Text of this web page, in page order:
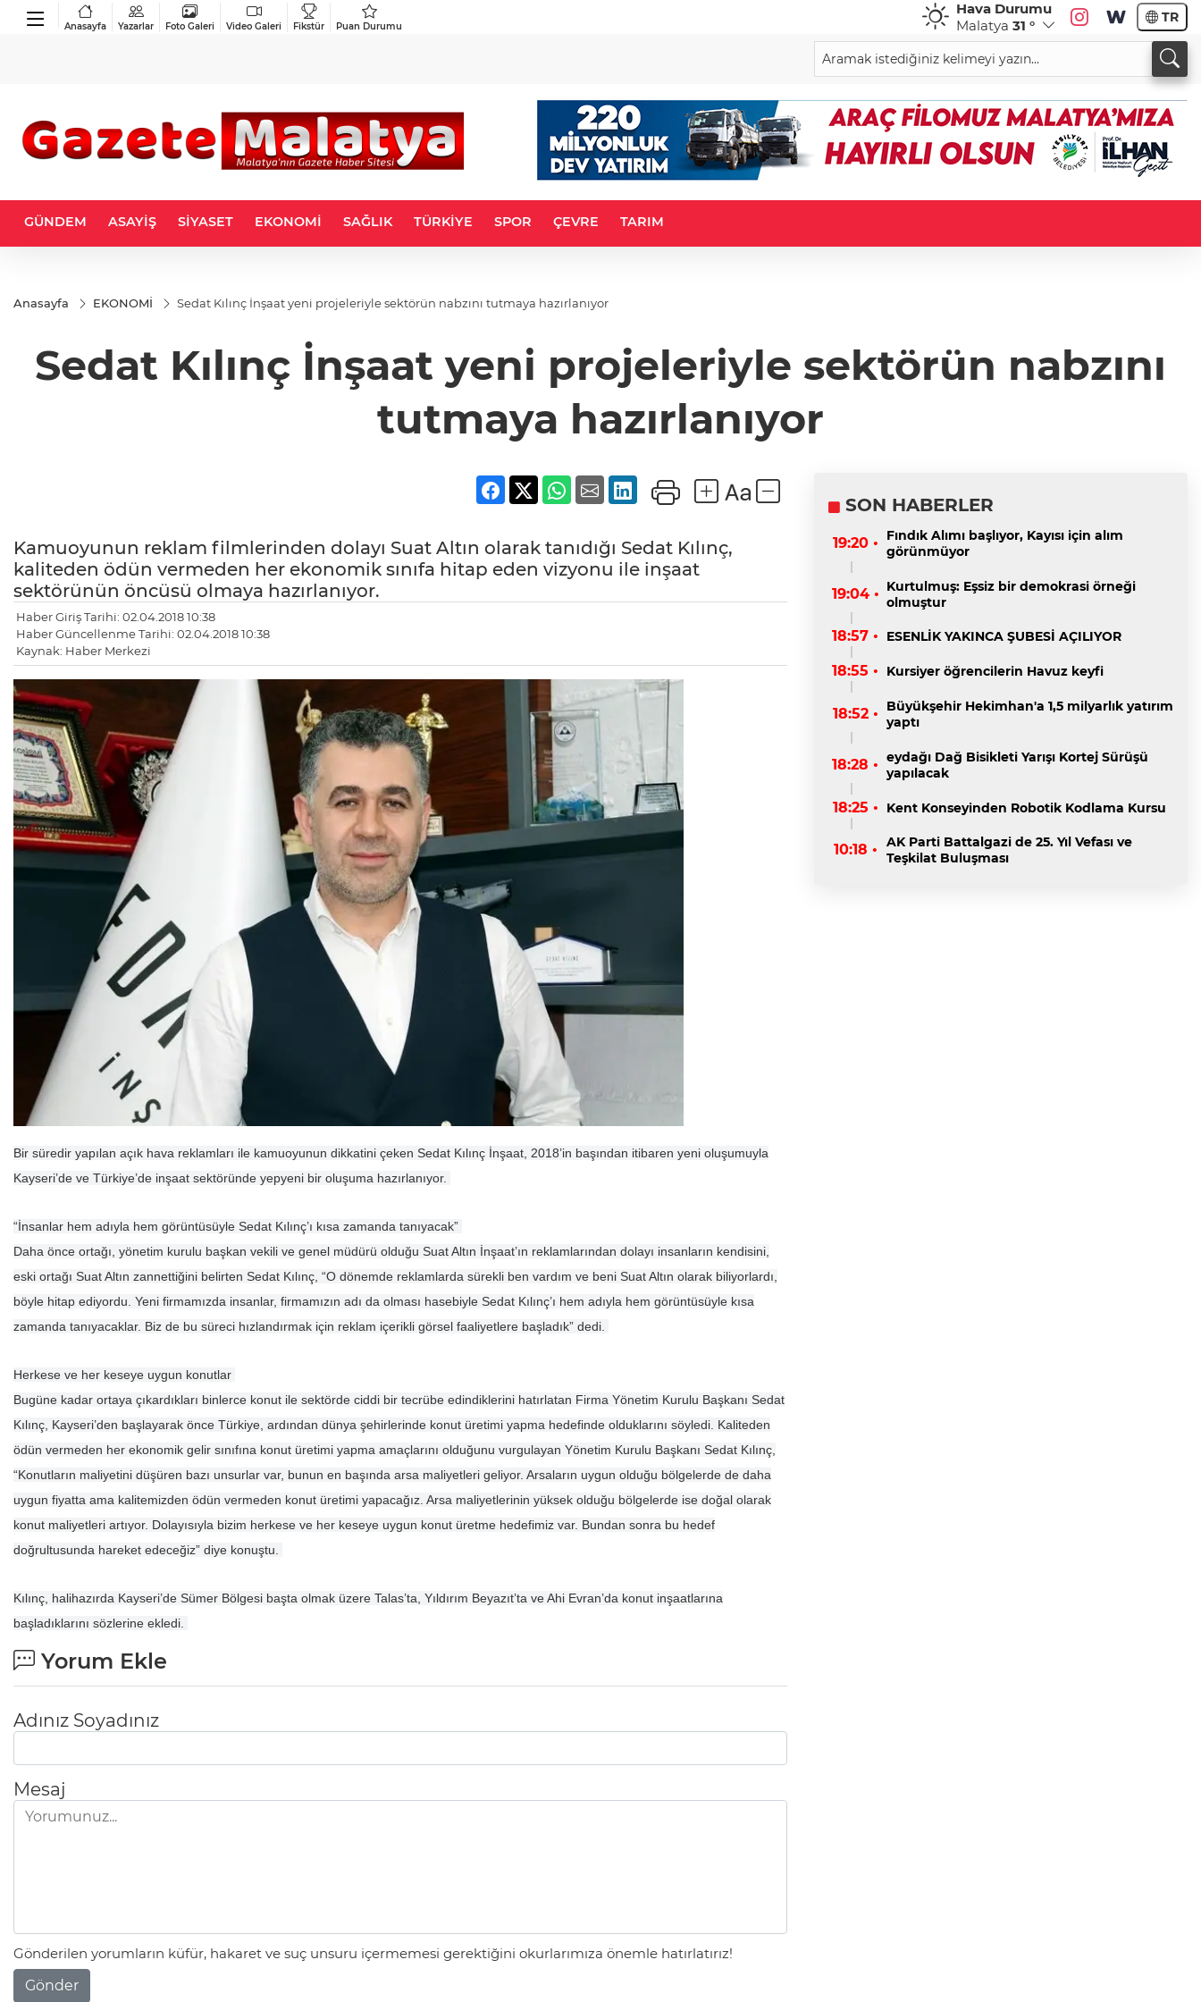
Anasayfa Yazarlar Foto Galeri Video Galeri Fikstür Puan Durumu
Hava Durumu
Malatya 31 ° TR
GÜNDEM ASAYİŞ SİYASET EKONOMİ SAĞLIK TÜRKİYE SPOR ÇEVRE TARIM
Anasayfa EKONOMİ Sedat Kılınç İnşaat yeni projeleriyle sektörün nabzını tutmaya hazırlanıyor
Sedat Kılınç İnşaat yeni projeleriyle sektörün nabzını
tutmaya hazırlanıyor
Kamuoyunun reklam filmlerinden dolayı Suat Altın olarak tanıdığı Sedat Kılınç,
kaliteden ödün vermeden her ekonomik sınıfa hitap eden vizyonu ile inşaat
sektörünün öncüsü olmaya hazırlanıyor.
Haber Giriş Tarihi: 02.04.2018 10:38
Haber Güncellenme Tarihi: 02.04.2018 10:38
Kaynak: Haber Merkezi
Bir süredir yapılan açık hava reklamları ile kamuoyunun dikkatini çeken Sedat Kılınç İnşaat, 2018’in başından itibaren yeni oluşumuyla
Kayseri’de ve Türkiye’de inşaat sektöründe yepyeni bir oluşuma hazırlanıyor.
“İnsanlar hem adıyla hem görüntüsüyle Sedat Kılınç’ı kısa zamanda tanıyacak”
Daha önce ortağı, yönetim kurulu başkan vekili ve genel müdürü olduğu Suat Altın İnşaat’ın reklamlarından dolayı insanların kendisini,
eski ortağı Suat Altın zannettiğini belirten Sedat Kılınç, “O dönemde reklamlarda sürekli ben vardım ve beni Suat Altın olarak biliyorlardı,
böyle hitap ediyordu. Yeni firmamızda insanlar, firmamızın adı da olması hasebiyle Sedat Kılınç’ı hem adıyla hem görüntüsüyle kısa
zamanda tanıyacaklar. Biz de bu süreci hızlandırmak için reklam içerikli görsel faaliyetlere başladık” dedi.
Herkese ve her keseye uygun konutlar
Bugüne kadar ortaya çıkardıkları binlerce konut ile sektörde ciddi bir tecrübe edindiklerini hatırlatan Firma Yönetim Kurulu Başkanı Sedat
Kılınç, Kayseri’den başlayarak önce Türkiye, ardından dünya şehirlerinde konut üretimi yapma hedefinde olduklarını söyledi. Kaliteden
ödün vermeden her ekonomik gelir sınıfına konut üretimi yapma amaçlarını olduğunu vurgulayan Yönetim Kurulu Başkanı Sedat Kılınç,
“Konutların maliyetini düşüren bazı unsurlar var, bunun en başında arsa maliyetleri geliyor. Arsaların uygun olduğu bölgelerde de daha
uygun fiyatta ama kalitemizden ödün vermeden konut üretimi yapacağız. Arsa maliyetlerinin yüksek olduğu bölgelerde ise doğal olarak
konut maliyetleri artıyor. Dolayısıyla bizim herkese ve her keseye uygun konut üretme hedefimiz var. Bundan sonra bu hedef
doğrultusunda hareket edeceğiz” diye konuştu.
Kılınç, halihazırda Kayseri’de Sümer Bölgesi başta olmak üzere Talas’ta, Yıldırım Beyazıt’ta ve Ahi Evran’da konut inşaatlarına
başladıklarını sözlerine ekledi.
Yorum Ekle
Adınız Soyadınız
Mesaj
Gönderilen yorumların küfür, hakaret ve suç unsuru içermemesi gerektiğini okurlarımıza önemle hatırlatırız!
Gönder
SON HABERLER
19:20 •
Fındık Alımı başlıyor, Kayısı için alım
görünmüyor
19:04 • Kurtulmuş: Eşsiz bir demokrasi örneği
olmuştur
18:57 • ESENLİK YAKINCA ŞUBESİ AÇILIYOR
18:55 • Kursiyer öğrencilerin Havuz keyfi
18:52 •
Büyükşehir Hekimhan'a 1,5 milyarlık yatırım
yaptı
18:28 • eydağı Dağ Bisikleti Yarışı Kortej Sürüşü
yapılacak
18:25 • Kent Konseyinden Robotik Kodlama Kursu
10:18 •
AK Parti Battalgazi de 25. Yıl Vefası ve
Teşkilat Buluşması